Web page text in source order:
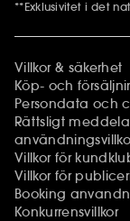
**Exklusivitet i det
Villkor & säkerhet
Köp- och
Persondata och
Rättsligt
Villkor för
Villkor för
Booking
Konkurrensvillkor